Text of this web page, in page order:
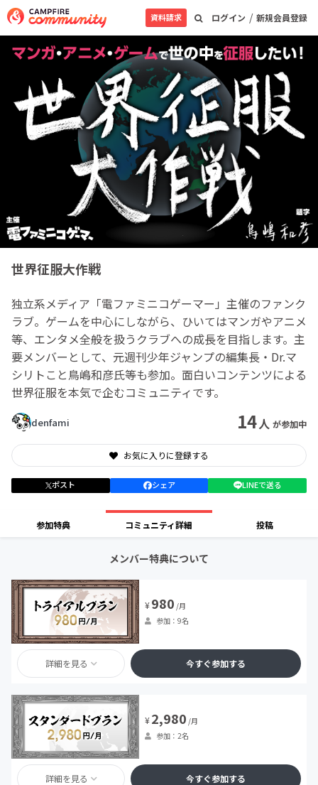
ログイン / 新規会員登録
資料請求
世界征服大作戦
独立系メディア「電ファミニコゲーマー」主催のファンク
ラブ。ゲームを中心にしながら、ひいてはマンガやアニメ
等、エンタメ全般を扱うクラブへの成長を目指します。主
要メンバーとして、元週刊少年ジャンプの編集長・Dr.マ
シリトこと鳥嶋和彦氏等も参加。面白いコンテンツによる
世界征服を本気で企むコミュニティです。
denfami 14人 が参加中
お気に入りに登録する
ポスト シェア LINEで送る
参加特典 コミュニティ詳細 投稿
メンバー特典について
¥980 /月
参加：9名
詳細を見る 今すぐ参加する
¥2,980 /月
参加：2名
詳細を見る 今すぐ参加する